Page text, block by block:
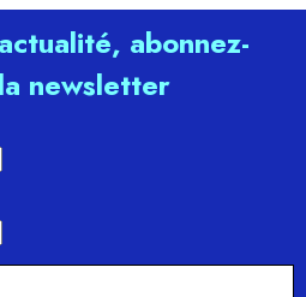
abonnez-
newsletter